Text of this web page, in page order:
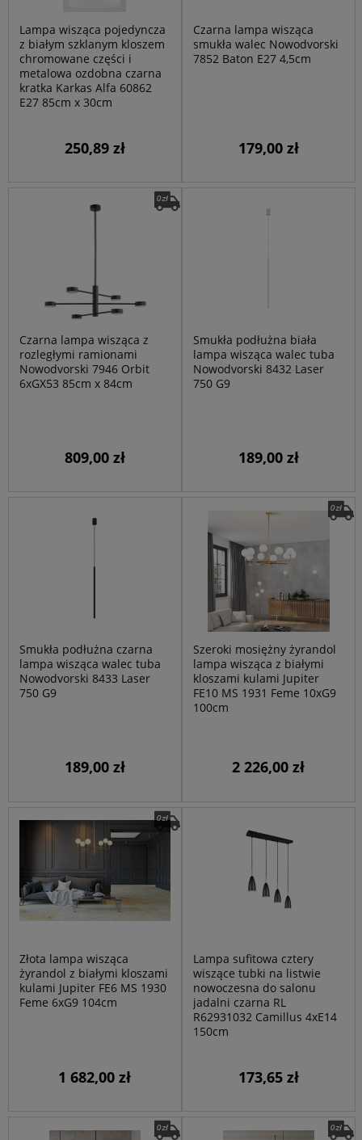
Lampa wisząca pojedyncza
z białym szklanym kloszem
chromowane części i
metalowa ozdobna czarna
kratka Karkas Alfa 60862
E27 85cm x 30cm
250,89 zł
Czarna lampa wisząca
smukła walec Nowodvorski
7852 Baton E27 4,5cm
179,00 zł
Czarna lampa wisząca z
rozległymi ramionami
Nowodvorski 7946 Orbit
6xGX53 85cm x 84cm
809,00 zł
Smukła podłużna biała
lampa wisząca walec tuba
Nowodvorski 8432 Laser
750 G9
189,00 zł
Smukła podłużna czarna
lampa wisząca walec tuba
Nowodvorski 8433 Laser
750 G9
189,00 zł
Szeroki mosiężny żyrandol
lampa wisząca z białymi
kloszami kulami Jupiter
FE10 MS 1931 Feme 10xG9
100cm
2 226,00 zł
Złota lampa wisząca
żyrandol z białymi kloszami
kulami Jupiter FE6 MS 1930
Feme 6xG9 104cm
1 682,00 zł
Lampa sufitowa cztery
wiszące tubki na listwie
nowoczesna do salonu
jadalni czarna RL
R62931032 Camillus 4xE14
150cm
173,65 zł